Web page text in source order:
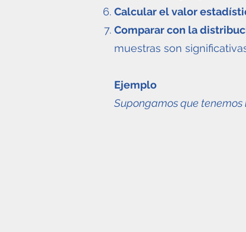
Calcular el valor
Comparar con la
muestras son
Ejemplo
Supongamos que